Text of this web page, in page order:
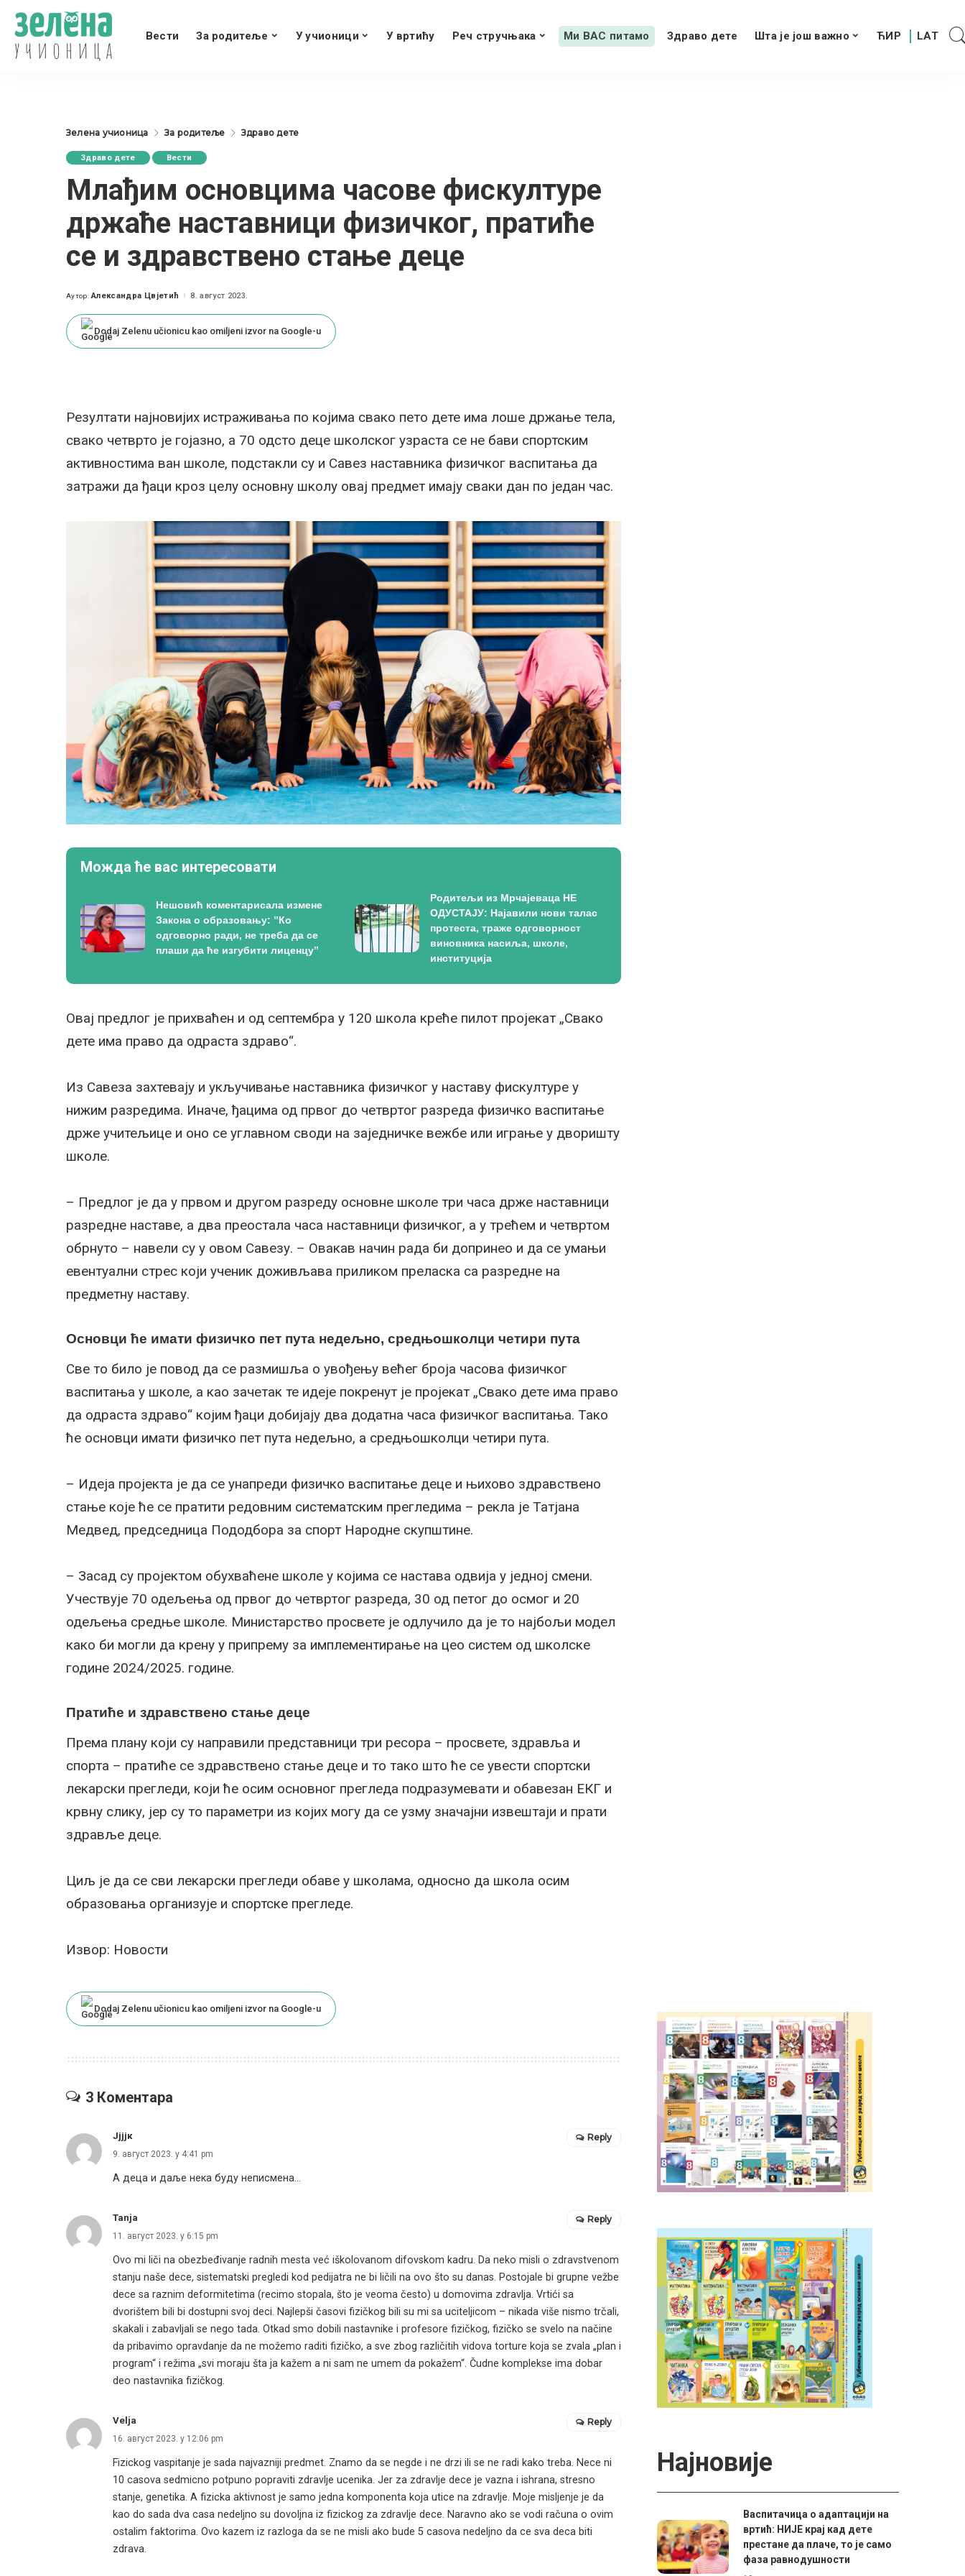
Вести За родитеље У учионици У вртићу Реч стручњака Ми ВАС питамо Здраво дете Шта је још важно
Зелена учионица За родитеље Здраво дете
Здраво дете Вести
Млађим основцима часове фискултуре
држаће наставници физичког, пратиће
се и здравствено стање деце
Posted
Аутор: Александра Цвјетић 8. август 2023.
Dodaj Zelenu učionicu kao omiljeni izvor na Google-u
Резултати најновијих истраживања по којима свако пето дете има лоше држање тела,
свако четврто је гојазно, а 70 одсто деце школског узраста се не бави спортским
активностима ван школе, подстакли су и Савез наставника физичког васпитања да
затражи да ђаци кроз целу основну школу овај предмет имају сваки дан по један час.
Можда ће вас интересовати
Нешовић коментарисала измене
Закона о образовању: ”Ко
одговорно ради, не треба да се
плаши да ће изгубити лиценцу”
Родитељи из Мрчајеваца НЕ
ОДУСТАЈУ: Најавили нови талас
протеста, траже одговорност
виновника насиља, школе,
институција
Овај предлог је прихваћен и од септембра у 120 школа креће пилот пројекат „Свако
дете има право да одраста здраво“.
Из Савеза захтевају и укључивање наставника физичког у наставу фискултуре у
нижим разредима. Иначе, ђацима од првог до четвртог разреда физичко васпитање
држе учитељице и оно се углавном своди на заједничке вежбе или играње у дворишту
школе.
– Предлог је да у првом и другом разреду основне школе три часа држе наставници
разредне наставе, а два преостала часа наставници физичког, а у трећем и четвртом
обрнуто – навели су у овом Савезу. – Овакав начин рада би допринео и да се умањи
евентуални стрес који ученик доживљава приликом преласка са разредне на
предметну наставу.
Основци ће имати физичко пет пута недељно, средњошколци четири пута
Све то било је повод да се размишља о увођењу већег броја часова физичког
васпитања у школе, а као зачетак те идеје покренут је пројекат „Свако дете има право
да одраста здраво“ којим ђаци добијају два додатна часа физичког васпитања. Тако
ће основци имати физичко пет пута недељно, а средњошколци четири пута.
– Идеја пројекта је да се унапреди физичко васпитање деце и њихово здравствено
стање које ће се пратити редовним систематским прегледима – рекла је Татјана
Медвед, председница Пододбора за спорт Народне скупштине.
– Засад су пројектом обухваћене школе у којима се настава одвија у једној смени.
Учествује 70 одељења од првог до четвртог разреда, 30 од петог до осмог и 20
одељења средње школе. Министарство просвете је одлучило да је то најбољи модел
како би могли да крену у припрему за имплементирање на цео систем од школске
године 2024/2025. године.
Пратиће и здравствено стање деце
Према плану који су направили представници три ресора – просвете, здравља и
спорта – пратиће се здравствено стање деце и то тако што ће се увести спортски
лекарски прегледи, који ће осим основног прегледа подразумевати и обавезан ЕКГ и
крвну слику, јер су то параметри из којих могу да се узму значајни извештаји и прати
здравље деце.
Циљ је да се сви лекарски прегледи обаве у школама, односно да школа осим
образовања организује и спортске прегледе.
Извор: Новости
Dodaj Zelenu učionicu kao omiljeni izvor na Google-u
3 Коментара
Јјјјк
9. август 2023. у 4:41 pm
А деца и даље нека буду неписмена…
Reply
Tanja
11. август 2023. у 6:15 pm
Ovo mi liči na obezbeđivanje radnih mesta već iškolovanom difovskom kadru. Da neko misli o zdravstvenom
stanju naše dece, sistematski pregledi kod pedijatra ne bi ličili na ovo što su danas. Postojale bi grupne vežbe
dece sa raznim deformitetima (recimo stopala, što je veoma često) u domovima zdravlja. Vrtići sa
dvorištem bili bi dostupni svoj deci. Najlepši časovi fizičkog bili su mi sa uciteljicom – nikada više nismo trčali,
skakali i zabavljali se nego tada. Otkad smo dobili nastavnike i profesore fizičkog, fizičko se svelo na načine
da pribavimo opravdanje da ne možemo raditi fizičko, a sve zbog različitih vidova torture koja se zvala „plan i
program“ i režima „svi moraju šta ja kažem a ni sam ne umem da pokažem“. Čudne komplekse ima dobar
deo nastavnika fizičkog.
Reply
Velja
16. август 2023. у 12:06 pm
Fizickog vaspitanje je sada najvazniji predmet. Znamo da se negde i ne drzi ili se ne radi kako treba. Nece ni
10 casova sedmicno potpuno popraviti zdravlje ucenika. Jer za zdravlje dece je vazna i ishrana, stresno
stanje, genetika. A fizicka aktivnost je samo jedna komponenta koja utice na zdravlje. Moje misljenje je da
kao do sada dva casa nedeljno su dovoljna iz fizickog za zdravlje dece. Naravno ako se vodi računa o ovim
ostalim faktorima. Ovo kazem iz razloga da se ne misli ako bude 5 casova nedeljno da ce sva deca biti
zdrava.
Reply
Најновије
Васпитачица о адаптацији на
вртић: НИЈЕ крај кад дете
престане да плаче, то је само
фаза равнодушности